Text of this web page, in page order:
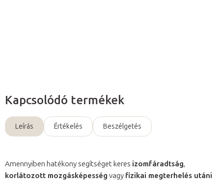
Kapcsolódó termékek
Leírás Értékelés Beszélgetés
Amennyiben hatékony segítséget keres izomfáradtság,
korlátozott mozgásképesség vagy fizikai megterhelés utáni